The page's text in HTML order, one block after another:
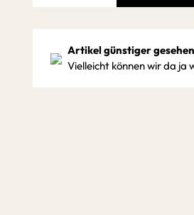
Artikel günstiger
Vielleicht können wir da ja